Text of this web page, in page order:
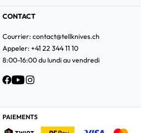
CONTACT
Courrier: contact@tellknives.ch
Appeler: +41 22 344 11 10
8:00-16:00 du lundi au vendredi
PAIEMENTS